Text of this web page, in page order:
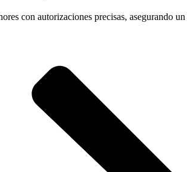
con autorizaciones precisas, asegurando un